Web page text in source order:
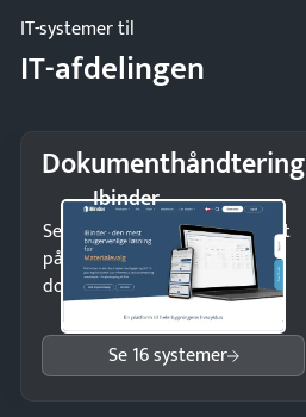
IT-systemer til
IT-afdelingen
Dokumenthåndtering
Ibinder
Send kontrakter til underskrift
på minutter og mist ingen
dokumenter.
Se 16 systemer